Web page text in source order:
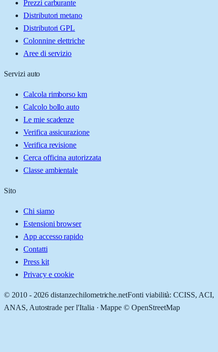
Prezzi carburante
Distributori metano
Distributori GPL
Colonnine elettriche
Aree di servizio
Servizi auto
Calcola rimborso km
Calcolo bollo auto
Le mie scadenze
Verifica assicurazione
Verifica revisione
Cerca officina autorizzata
Classe ambientale
Sito
Chi siamo
Estensioni browser
App accesso rapido
Contatti
Press kit
Privacy e cookie
© 2010 - 2026 distanzechilometriche.netFonti viabilità: CCISS, ACI,
ANAS, Autostrade per l'Italia · Mappe © OpenStreetMap